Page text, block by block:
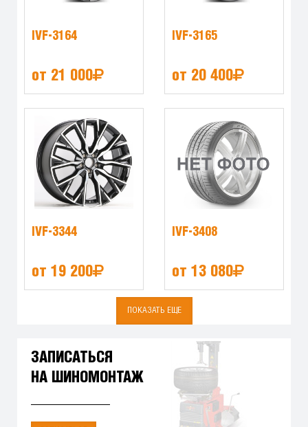
IVF-3164
от 21 000
IVF-3165
от 20 400
IVF-3344
от 19 200
IVF-3408
от 13 080
ПОКАЗАТЬ ЕЩЕ
ЗАПИСАТЬСЯ
НА ШИНОМОНТАЖ